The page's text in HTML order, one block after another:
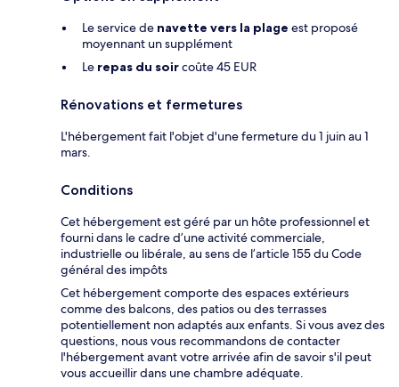
Le service de navette vers la plage est proposé
moyennant un supplément
Le repas du soircoûte 45 EUR
Rénovations et fermetures
L'hébergement fait l'objet d'une fermeture du 1 juin au 1
mars.
Conditions
Cet hébergement est géré par un hôte professionnel et
fourni dans le cadre d’une activité commerciale,
industrielle ou libérale, au sens de l’article 155 du Code
général des impôts
Cet hébergement comporte des espaces extérieurs
comme des balcons, des patios ou des terrasses
potentiellement non adaptés aux enfants. Si vous avez des
questions, nous vous recommandons de contacter
l'hébergement avant votre arrivée afin de savoir s'il peut
vous accueillir dans une chambre adéquate.